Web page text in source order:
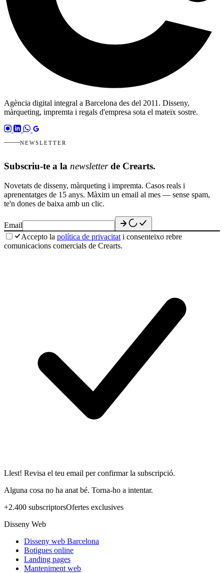
Agència digital integral a Barcelona des del 2011. Disseny,
màrqueting, impremta i regals d'empresa sota el mateix sostre.
NEWSLETTER
Subscriu-te a la newsletterde Crearts.
Novetats de disseny, màrqueting i impremta. Casos reals i
aprenentatges de 15 anys. Màxim un email al mes — sense spam,
te'n dones de baixa amb un clic.
Email
Accepto la política de privacitat i consenteixo rebre
comunicacions comercials de Crearts.
Llest! Revisa el teu email per confirmar la subscripció.
Alguna cosa no ha anat bé. Torna-ho a intentar.
+2.400 subscriptorsOfertes exclusives
Disseny Web
Disseny web Barcelona
Botigues online
Landing pages
Manteniment web